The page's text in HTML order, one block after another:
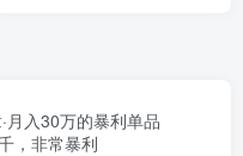
月入30万的暴利单品
，非常暴利